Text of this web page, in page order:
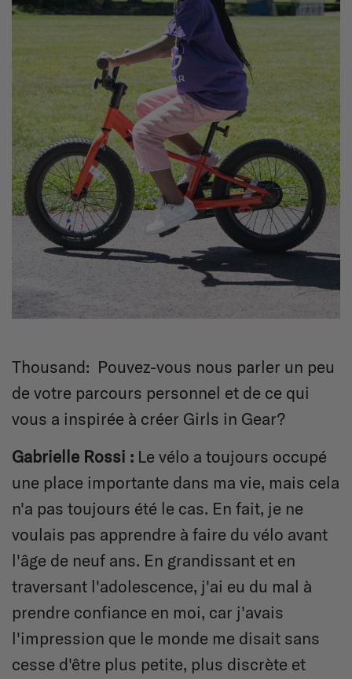
Thousand: Pouvez-vous nous parler un peu
de votre parcours personnel et de ce qui
vous a inspirée à créer Girls in Gear?
Gabrielle Rossi : Le vélo a toujours occupé
une place importante dans ma vie, mais cela
n'a pas toujours été le cas. En fait, je ne
voulais pas apprendre à faire du vélo avant
l'âge de neuf ans. En grandissant et en
traversant l'adolescence, j'ai eu du mal à
prendre confiance en moi, car j'avais
l'impression que le monde me disait sans
cesse d'être plus petite, plus discrète et